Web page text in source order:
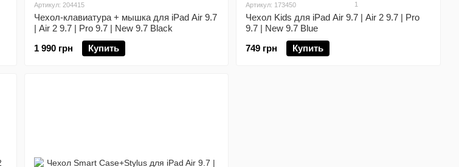
Артикул: 204415
Чехол-клавиатура + мышка для iPad Air 9.7
| Air 2 9.7 | Pro 9.7 | New 9.7 Black
1 990 грн
Купить
Артикул: 173450 1
Чехол Kids для iPad Air 9.7 | Air 2 9.7 | Pro
9.7 | New 9.7 Blue
749 грн
Купить